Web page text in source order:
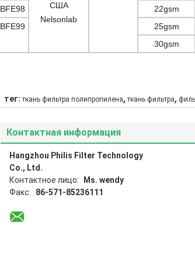
США
Nelsonlab
BFE98
22gsm
BFE99
25gsm
30gsm
тег: ткань фильтра полипропилена, ткань фильтра,
Контактная информация
Hangzhou Philis Filter Technology
Co., Ltd.
Контактное лицо:
Ms. wendy
Факс:
86-571-85236111